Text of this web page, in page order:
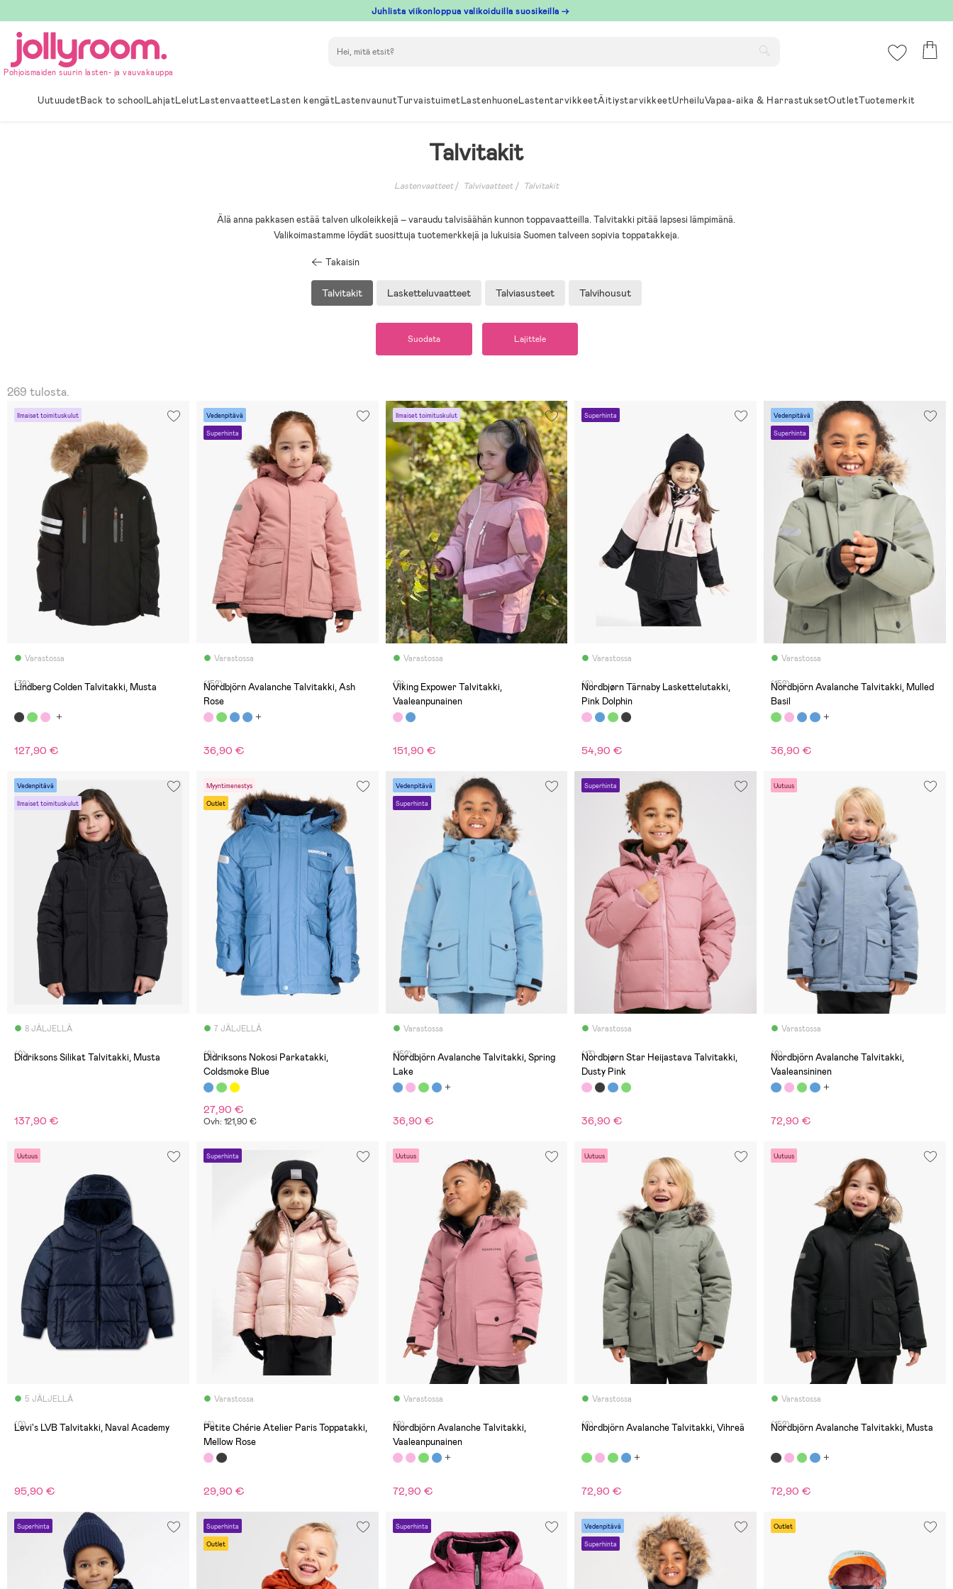
till
innehållet
Juhlista viikonloppua valikoiduilla suosikeilla →
Pohjoismaiden suurin lasten- ja vauvakauppa
UutuudetBack to schoolLahjatLelutLastenvaatteetLasten kengätLastenvaunutTurvaistuimetLastenhuoneLastentarvikkeetÄitiystarvikkeetUrheiluVapaa-aika & HarrastuksetOutletTuotemerkit
Talvitakit
Lastenvaatteet Talvivaatteet Talvitakit
Älä anna pakkasen estää talven ulkoleikkejä – varaudu talvisäähän kunnon toppavaatteilla. Talvitakki pitää lapsesi lämpimänä.
Valikoimastamme löydät suosittuja tuotemerkkejä ja lukuisia Suomen talveen sopivia toppatakkeja.
Takaisin
Talvitakit Lasketteluvaatteet Talviasusteet Talvihousut
Suodata Lajittele
269 tulosta.
Ilmaiset toimituskulut
Varastossa
(39)
Lindberg Colden Talvitakki, Musta
127,90 €
Vedenpitävä
Superhinta
Varastossa
(152)
Nordbjörn Avalanche Talvitakki, Ash
Rose
36,90 €
Ilmaiset toimituskulut
Varastossa
(0)
Viking Expower Talvitakki,
Vaaleanpunainen
151,90 €
Superhinta
Varastossa
(0)
Nordbjørn Tärnaby Laskettelutakki,
Pink Dolphin
54,90 €
Vedenpitävä
Superhinta
Varastossa
(152)
Nordbjörn Avalanche Talvitakki, Mulled
Basil
36,90 €
Vedenpitävä
Ilmaiset toimituskulut
8 JÄLJELLÄ
(0)
Didriksons Silikat Talvitakki, Musta
137,90 €
Myyntimenestys
Outlet
7 JÄLJELLÄ
(9)
Didriksons Nokosi Parkatakki,
Coldsmoke Blue
27,90 €
Ovh: 121,90 €
Vedenpitävä
Superhinta
Varastossa
(152)
Nordbjörn Avalanche Talvitakki, Spring
Lake
36,90 €
Superhinta
Varastossa
(13)
Nordbjørn Star Heijastava Talvitakki,
Dusty Pink
36,90 €
Uutuus
Varastossa
(0)
Nordbjörn Avalanche Talvitakki,
Vaaleansininen
72,90 €
Uutuus
5 JÄLJELLÄ
(0)
Levi's LVB Talvitakki, Naval Academy
95,90 €
Superhinta
Varastossa
(8)
Petite Chérie Atelier Paris Toppatakki,
Mellow Rose
29,90 €
Uutuus
Varastossa
(0)
Nordbjörn Avalanche Talvitakki,
Vaaleanpunainen
72,90 €
Uutuus
Varastossa
(0)
Nordbjörn Avalanche Talvitakki, Vihreä
72,90 €
Uutuus
Varastossa
(152)
Nordbjörn Avalanche Talvitakki, Musta
72,90 €
Superhinta Superhinta
Outlet
Superhinta Vedenpitävä
Superhinta
Outlet